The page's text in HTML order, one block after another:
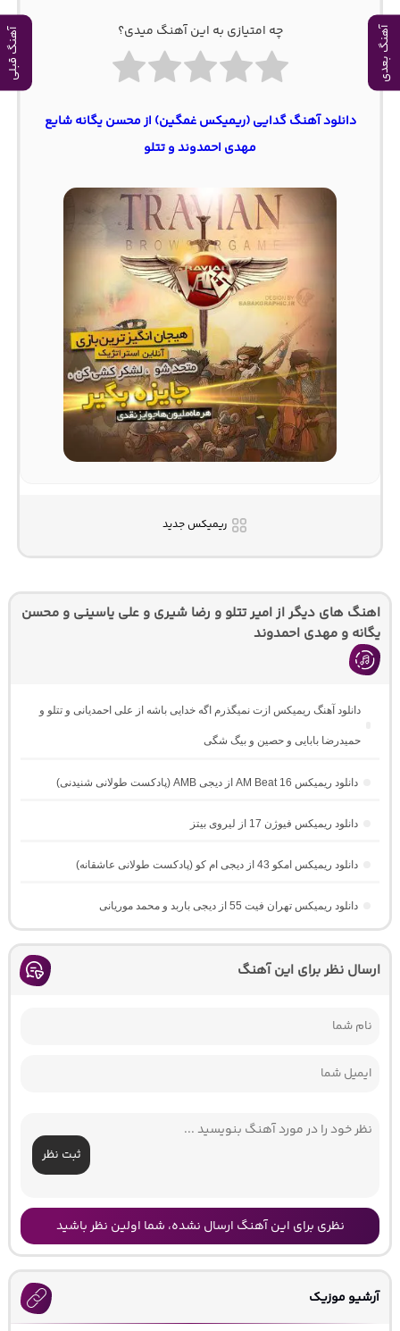
آهنگ بعدی آهنگ قبلی چه امتیازی به این آهنگ میدی؟
دانلود آهنگ گدایی (ریمیکس غمگین) از محسن یگانه شایع
مهدی احمدوند و تتلو
ریمیکس جدید
اهنگ های دیگر از امیر تتلو و رضا شیری و علی یاسینی و محسن
یگانه و مهدی احمدوند
دانلود آهنگ ریمیکس ازت نمیگذرم اگه خدایی باشه از علی احمدیانی و تتلو و
حمیدرضا بابایی و حصین و بیگ شگی
دانلود ریمیکس AM Beat 16 از دیجی AMB (پادکست طولانی شنیدنی)
دانلود ریمیکس فیوژن 17 از لیروی بیتز
دانلود ریمیکس امکو 43 از دیجی ام کو (پادکست طولانی عاشقانه)
دانلود ریمیکس تهران فیت 55 از دیجی باربد و محمد موریانی
ارسال نظر برای این آهنگ
ثبت نظر
نظری برای این آهنگ ارسال نشده، شما اولین نظر باشید
آرشیو موزیک